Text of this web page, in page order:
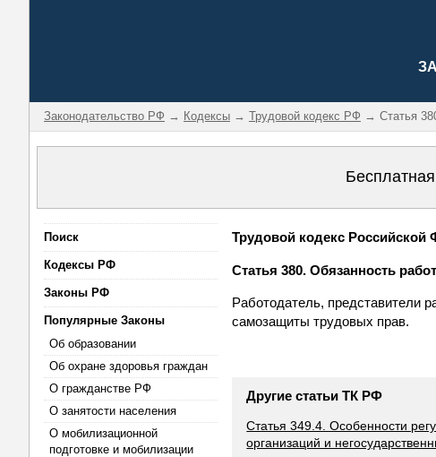
Законодательство РФ → Кодексы → Трудовой кодекс РФ → Статья
Поиск
Кодексы РФ
Законы РФ
Популярные Законы
Об образовании
Об охране здоровья граждан
О гражданстве РФ
О занятости населения
О мобилизационной
подготовке и мобилизации
Трудовой кодекс Российской
Статья 380. Обязанность
Работодатель, представители
самозащиты трудовых прав.
Другие статьи ТК РФ
Статья 349.4. Особенности
организаций и